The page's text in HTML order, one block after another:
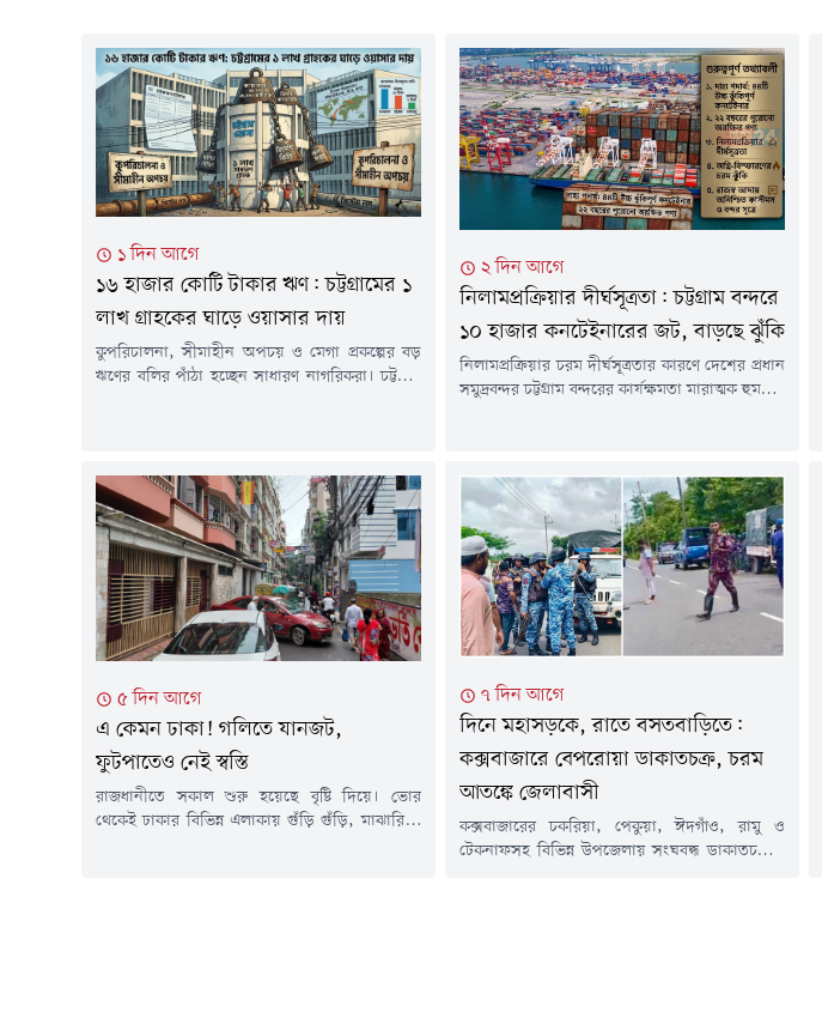
১ দিন আগে
১৬ হাজার কোটি টাকার ঋণ: চট্টগ্রামের ১
লাখ গ্রাহকের ঘাড়ে ওয়াসার দায়
কুপরিচালনা, সীমাহীন অপচয় ও মেগা প্রকল্পের বড়
ঋণের বলির পাঁঠা হচ্ছেন সাধারণ নাগরিকরা। চট্টগ্রাম
গ্রাহকের কাঁধে। দফায় দফায় দাম বাড়িয়েও ব্যাংক ও
বিদেশি সংস্থার ঋণের কিস্তি মেটাতে...
২ দিন আগে
নিলামপ্রক্রিয়ার দীর্ঘসূত্রতা: চট্টগ্রাম বন্দরে
১০ হাজার কনটেইনারের জট, বাড়ছে ঝুঁকি
নিলামপ্রক্রিয়ার চরম দীর্ঘসূত্রতার কারণে দেশের প্রধান
সমুদ্রবন্দর চট্টগ্রাম বন্দরের কার্যক্ষমতা মারাত্মক হুমকির
২২ শতাংশ জায়গা দখল হয়ে থাকায় পণ্য খালাস ও
জাহাজ চলাচলে তৈরি হয়েছে বড় ধরনের...
৫ দিন আগে
এ কেমন ঢাকা! গলিতে যানজট,
ফুটপাতেও নেই স্বস্তি
রাজধানীতে সকাল শুরু হয়েছে বৃষ্টি দিয়ে। ভোর
থেকেই ঢাকার বিভিন্ন এলাকায় গুঁড়ি গুঁড়ি, মাঝারি ও
৭ দিন আগে
দিনে মহাসড়কে, রাতে বসতবাড়িতে:
কক্সবাজারে বেপরোয়া ডাকাতচক্র, চরম
আতঙ্কে জেলাবাসী
কক্সবাজারের চকরিয়া, পেকুয়া, ঈদগাঁও, রামু ও
টেকনাফসহ বিভিন্ন উপজেলায় সংঘবদ্ধ ডাকাতচক্রের